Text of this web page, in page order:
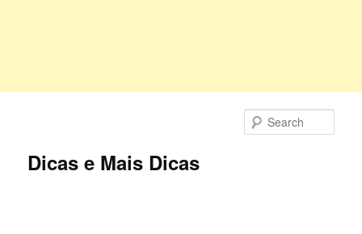
Dicas e Mais Dicas